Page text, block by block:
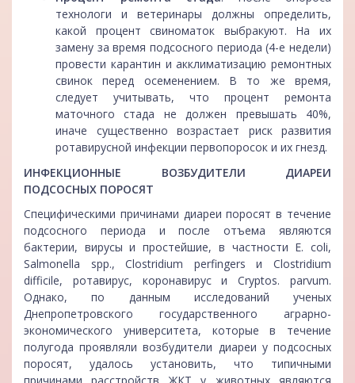
технологи и ветеринары должны определить,
какой процент свиноматок выбракуют. На их
замену за время подсосного периода (4-е недели)
провести карантин и акклиматизацию ремонтных
свинок перед осеменением. В то же время,
следует учитывать, что процент ремонта
маточного стада не должен превышать 40%,
иначе существенно возрастает риск развития
ротавирусной инфекции первопоросок и их гнезд.
ИНФЕКЦИОННЫЕ ВОЗБУДИТЕЛИ ДИАРЕИ
ПОДСОСНЫХ ПОРОСЯТ
Специфическими причинами диареи поросят в течение
подсосного периода и после отъема являются
бактерии, вирусы и простейшие, в частности E. сoli,
Salmonella spp., Clostridium perfingers и Clostridium
difficile, ротавирус, коронавирус и Cryptos. раrvum.
Однако, по данным исследований ученых
Днепропетровского государственного аграрно-
экономического университета, которые в течение
полугода проявляли возбудители диареи у подсосных
поросят, удалось установить, что типичными